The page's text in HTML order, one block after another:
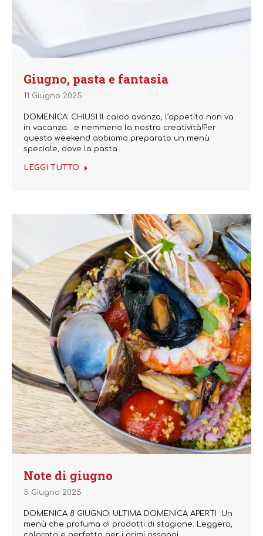
Giugno, pasta e fantasia
11 Giugno 2025
DOMENICA: CHIUSI Il caldo avanza, l’appetito non va
in vacanza… e nemmeno la nostra creatività!Per
questo weekend abbiamo preparato un menù
speciale, dove la pasta…
LEGGI TUTTO
Note di giugno
5 Giugno 2025
DOMENICA 8 GIUGNO: ULTIMA DOMENICA APERTI Un
menù che profuma di prodotti di stagione. Leggero,